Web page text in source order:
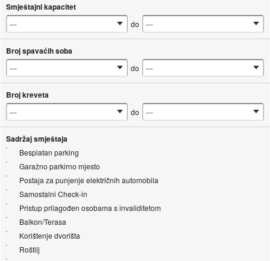
Smještajni kapacitet
do
Broj spavaćih soba
do
Broj kreveta
do
Sadržaj smještaja
Besplatan parking
Garažno parkirno mjesto
Postaja za punjenje električnih automobila
Samostalni Check-in
Pristup prilagođen osobama s invaliditetom
Balkon/Terasa
Korištenje dvorišta
Roštilj